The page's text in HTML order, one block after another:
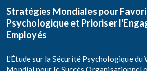
Stratégies Mondiales pour
Psychologique et Prioriser
Employés
L'Étude sur la Sécurité Psychologique